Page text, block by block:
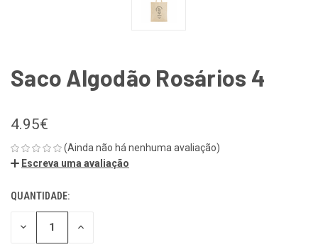
Saco Algodão Rosários 4
4.95€
(Ainda não há nenhuma avaliação)
Escreva uma avaliação
ESTOQUE
ATUAL:
QUANTIDADE:
REDUZIR REDUZIR